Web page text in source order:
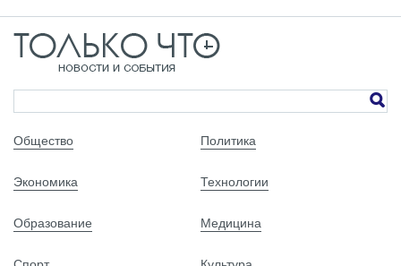
Общество Политика
Экономика Технологии
Образование Медицина